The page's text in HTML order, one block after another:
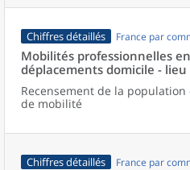
Chiffres détaillés France par
Mobilités professionnelles
déplacements domicile -
Recensement de la population
de mobilité
Chiffres détaillés France par